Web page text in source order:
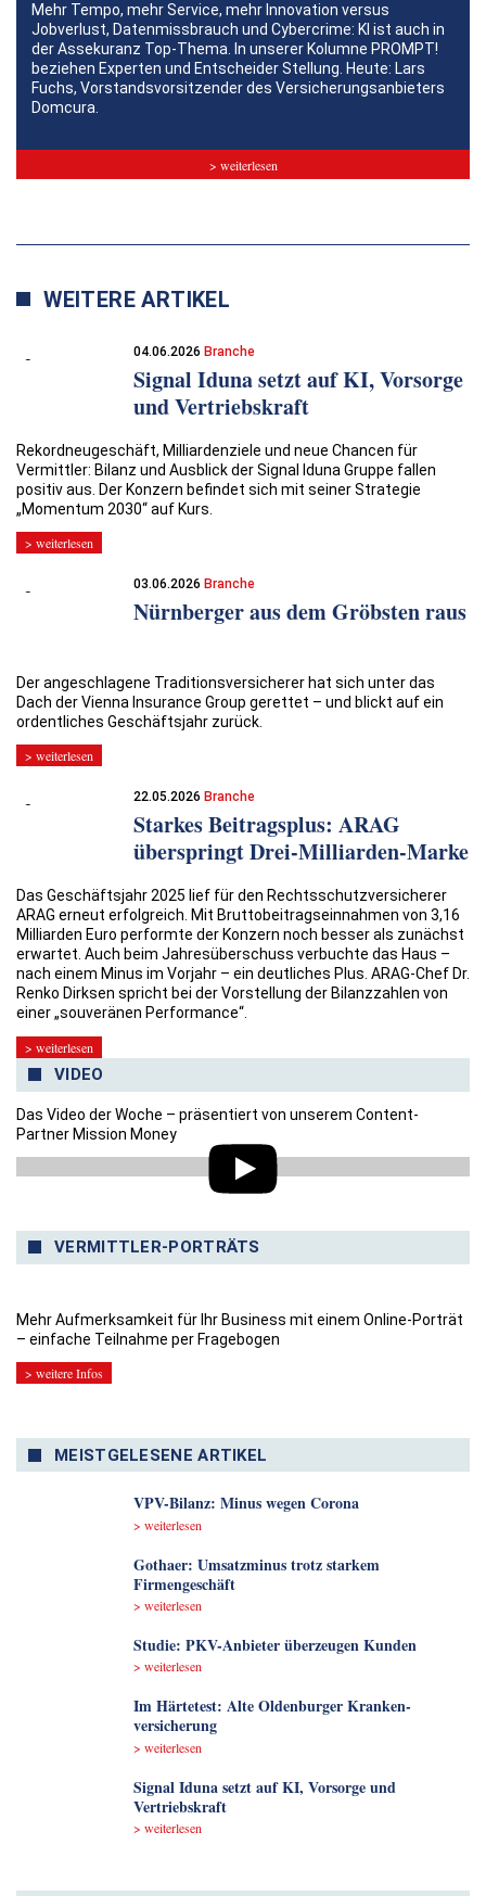
Mehr Tempo, mehr Service, mehr Innovation versus
Jobverlust, Datenmissbrauch und Cybercrime: KI ist auch in
der Assekuranz Top-Thema. In unserer Kolumne PROMPT!
beziehen Experten und Entscheider Stellung. Heute: Lars
Fuchs, Vorstandsvorsitzender des Versicherungsanbieters
Domcura.
> weiterlesen
WEITERE ARTIKEL
04.06.2026Branche
Signal Iduna setzt auf KI, Vorsorge
und Vertriebskraft
Rekordneugeschäft, Milliardenziele und neue Chancen für
Vermittler: Bilanz und Ausblick der Signal Iduna Gruppe fallen
positiv aus. Der Konzern befindet sich mit seiner Strategie
„Momentum 2030“ auf Kurs.
> weiterlesen
03.06.2026 Branche
Nürnberger aus dem Gröbsten raus
Der angeschlagene Traditionsversicherer hat sich unter das
Dach der Vienna Insurance Group gerettet – und blickt auf ein
ordentliches Geschäftsjahr zurück.
> weiterlesen
22.05.2026 Branche
Starkes Beitragsplus: ARAG
überspringt Drei-Milliarden-Marke
Das Geschäftsjahr 2025 lief für den Rechtsschutzversicherer
ARAG erneut erfolgreich. Mit Bruttobeitragseinnahmen von 3,16
Milliarden Euro performte der Konzern noch besser als zunächst
erwartet. Auch beim Jahresüberschuss verbuchte das Haus –
nach einem Minus im Vorjahr – ein deutliches Plus. ARAG-Chef Dr.
Renko Dirksen spricht bei der Vorstellung der Bilanzzahlen von
einer „souveränen Performance“.
> weiterlesen
VIDEO
Das Video der Woche – präsentiert von unserem Content-
Partner Mission Money
VERMITTLER-PORTRÄTS
Mehr Aufmerksamkeit für Ihr Business mit einem Online-Porträt
– einfache Teilnahme per Fragebogen
> weitere Infos
MEISTGELESENE ARTIKEL
VPV-Bilanz: Minus wegen Corona
> weiterlesen
Gothaer: Umsatzminus trotz starkem
Firmengeschäft
> weiterlesen
Studie: PKV-Anbieter überzeugen Kunden
> weiterlesen
Im Härtetest: Alte Oldenburger Kranken­
versicherung
> weiterlesen
Signal Iduna setzt auf KI, Vorsorge und
Vertriebskraft
> weiterlesen